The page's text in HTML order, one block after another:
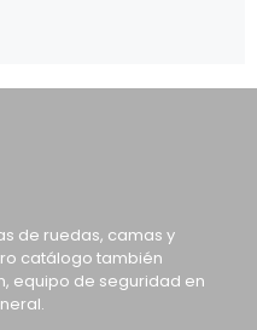
de ruedas, camas y
catálogo también
equipo de seguridad en